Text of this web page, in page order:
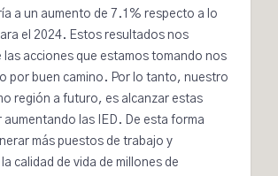
a un aumento de 7.1% respecto a lo
el 2024. Estos resultados nos
las acciones que estamos tomando nos
por buen camino. Por lo tanto, nuestro
región a futuro, es alcanzar estas
aumentando las IED. De esta forma
más puestos de trabajo y
calidad de vida de millones de